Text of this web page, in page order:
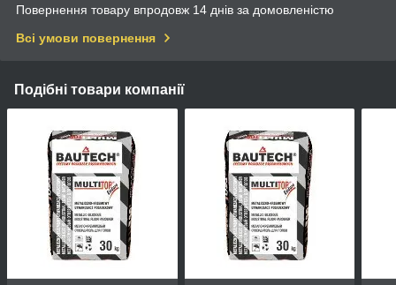
Повернення товару впродовж 14 днів за домовленістю
Всі умови повернення
Подібні товари компанії